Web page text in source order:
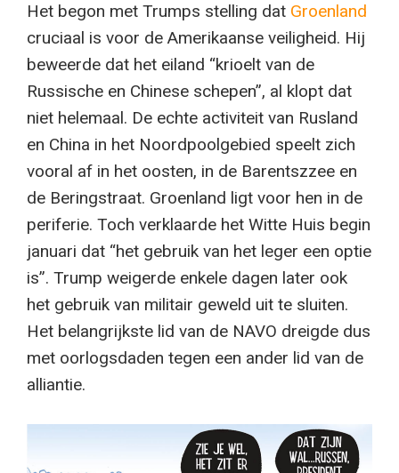
Het begon met Trumps stelling dat Groenland
cruciaal is voor de Amerikaanse veiligheid. Hij
beweerde dat het eiland “krioelt van de
Russische en Chinese schepen”, al klopt dat
niet helemaal. De echte activiteit van Rusland
en China in het Noordpoolgebied speelt zich
vooral af in het oosten, in de Barentszzee en
de Beringstraat. Groenland ligt voor hen in de
periferie. Toch verklaarde het Witte Huis begin
januari dat “het gebruik van het leger een optie
is”. Trump weigerde enkele dagen later ook
het gebruik van militair geweld uit te sluiten.
Het belangrijkste lid van de NAVO dreigde dus
met oorlogsdaden tegen een ander lid van de
alliantie.